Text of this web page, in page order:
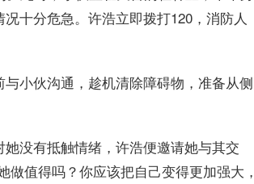
十分危急。许浩立即拨打120，消防人
小伙沟通，趁机清除障碍物，准备从侧
没有抵触情绪，许浩便邀请她与其交
值得吗？你应该把自己变得更加强大，